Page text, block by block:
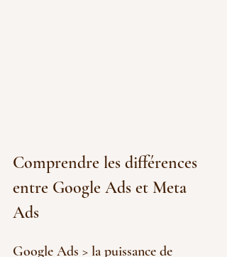
Comprendre les différences
entre Google Ads et Meta
Ads
Google Ads > la puissance de